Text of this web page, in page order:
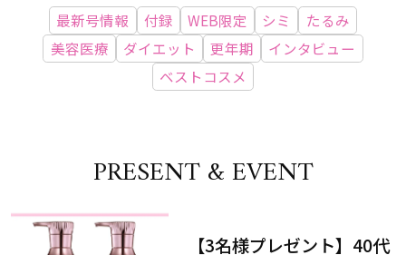
最新号情報 付録 WEB限定 シミ
たるみ
美容医療
ダイエット 更年期
インタビュー
ベストコスメ
PRESENT & EVENT
【3名様プレゼント】40代